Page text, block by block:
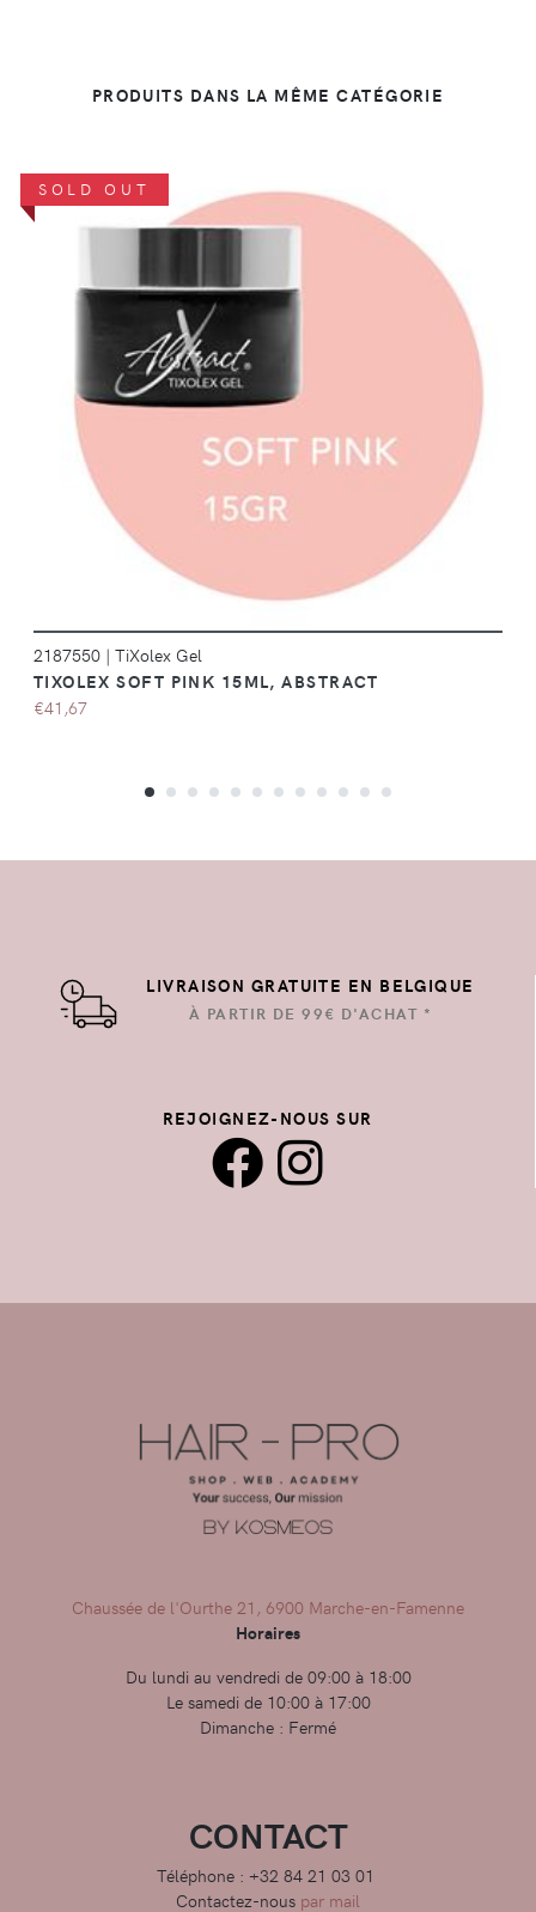
PRODUITS DANS LA MÊME CATÉGORIE
SOLD OUT
DÉTAILS
2187550 | TiXolex Gel
TIXOLEX SOFT PINK 15ML, ABSTRACT
€41,67
LIVRAISON GRATUITE EN BELGIQUE
À PARTIR DE 99€ D'ACHAT *
REJOIGNEZ-NOUS SUR
Chaussée de l'Ourthe 21, 6900 Marche-en-Famenne
Horaires
Du lundi au vendredi de 09:00 à 18:00
Le samedi de 10:00 à 17:00
Dimanche : Fermé
CONTACT
Téléphone : +32 84 21 03 01
Contactez-nous par mail